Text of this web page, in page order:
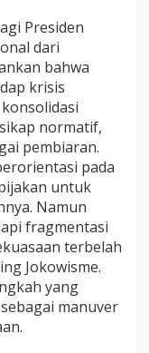
Presiden
dari
bahwa
krisis
normatif,
pembiaran.
pada
untuk
Namun
fragmentasi
terbelah
Jokowisme.
yang
manuver